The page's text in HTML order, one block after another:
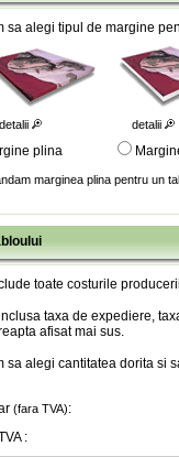
sa alegi tipul de margine
detalii detalii
plina
marginea plina pentru un
toate costurile
taxa de expediere,
afisat mai sus.
sa alegi cantitatea dorita si
(fara TVA):
: